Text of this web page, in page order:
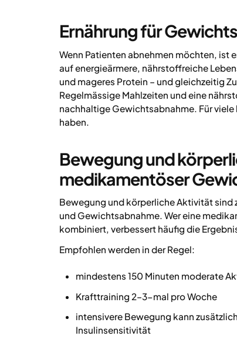
Ernährung für
Wenn Patienten abnehmen möchten, ist
auf energieärmere, nährstoffreiche
und mageres Protein – und gleichzeitig
Regelmässige Mahlzeiten und eine
nachhaltige Gewichtsabnahme. Für
haben.
Bewegung und
medikamentöser
Bewegung und körperliche Aktivität sind
und Gewichtsabnahme. Wer eine
kombiniert, verbessert häufig die
Empfohlen werden in der Regel:
mindestens 150 Minuten moderate
Krafttraining 2–3-mal pro Woche
intensivere Bewegung kann
Insulinsensitivität